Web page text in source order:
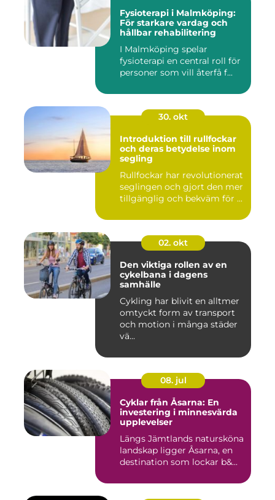
Fysioterapi i Malmköping:
För starkare vardag och
hållbar rehabilitering
I Malmköping spelar
fysioterapi en central roll för
personer som vill återfå f...
30. okt
Introduktion till rullfockar
och deras betydelse inom
segling
Rullfockar har revolutionerat
seglingen och gjort den mer
tillgänglig och bekväm för ...
02. okt
Den viktiga rollen av en
cykelbana i dagens
samhälle
Cykling har blivit en alltmer
omtyckt form av transport
och motion i många städer
vä...
08. jul
Cyklar från Åsarna: En
investering i minnesvärda
upplevelser
Längs Jämtlands natursköna
landskap ligger Åsarna, en
destination som lockar b&...